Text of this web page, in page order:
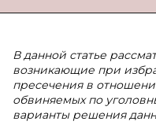
В данной статье
возникающие при
пресечения в
обвиняемых по
варианты решения